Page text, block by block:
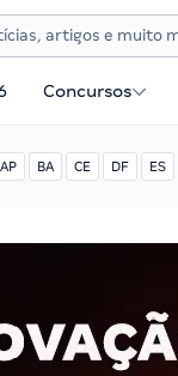
Concursos
AP BA CE DF ES